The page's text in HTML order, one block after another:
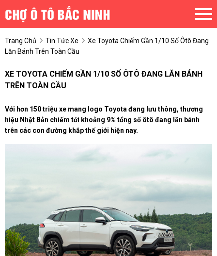
Trang Chủ Tin Tức Xe
Xe Toyota Chiếm Gần 1/10 Số Ôtô Đang
Lăn Bánh Trên Toàn Cầu
XE TOYOTA CHIẾM GẦN 1/10 SỐ ÔTÔ ĐANG LĂN BÁNH
TRÊN TOÀN CẦU
Với hơn 150 triệu xe mang logo Toyota đang lưu thông, thương
hiệu Nhật Bản chiếm tới khoảng 9% tổng số ôtô đang lăn bánh
trên các con đường khắp thế giới hiện nay.